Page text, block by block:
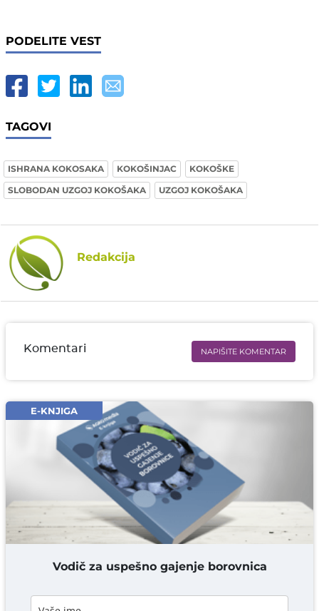
PODELITE VEST
TAGOVI
ISHRANA KOKOSAKA KOKOŠINJAC
KOKOŠKE
SLOBODAN UZGOJ KOKOŠAKA
UZGOJ KOKOŠAKA
Redakcija
Komentari NAPIŠITE KOMENTAR
Email* obavezno
Komentar* obavezno
DODAJ KOMENTAR
E-KNJIGA
Vodič za uspešno gajenje borovnica